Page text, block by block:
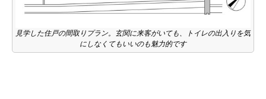
見学した住戸の間取りプラン。玄関に来客がいても、トイレの出入りを気
にしなくてもいいのも魅力的です